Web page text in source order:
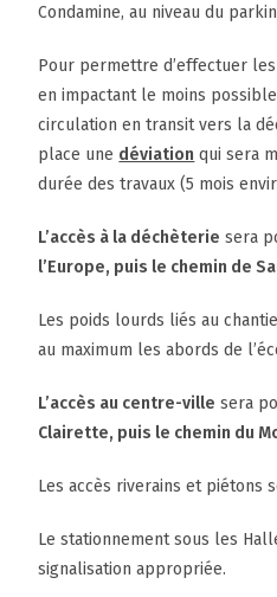
Condamine, au niveau du
Pour permettre d’effectuer
en impactant le moins
circulation en transit vers la
place une déviation qui sera
durée des travaux (5 mois
L’accès à la déchèterie sera
l’Europe, puis le chemin de
Les poids lourds liés au
au maximum les abords de
L’accès au centre-ville sera
Clairette, puis le chemin du
Les accès riverains et piétons
Le stationnement sous les
signalisation appropriée.